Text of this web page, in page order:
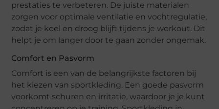
prestaties te verbeteren. De juiste materialen
zorgen voor optimale ventilatie en vochtregulatie,
zodat je koel en droog blijft tijdens je workout. Dit
helpt je om langer door te gaan zonder ongemak.
Comfort en Pasvorm
Comfort is een van de belangrijkste factoren bij
het kiezen van sportkleding. Een goede pasvorm
voorkomt schuren en irritatie, waardoor je je kunt